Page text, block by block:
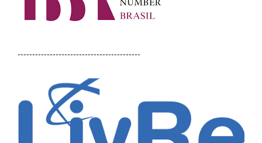
------------------------------------------